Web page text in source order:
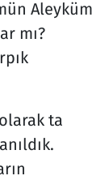
Aleyküm
mı?
ta